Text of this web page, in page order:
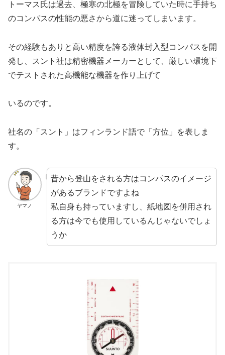
トーマス氏は過去、極寒の北極を冒険していた時に手持ち
のコンパスの性能の悪さから道に迷ってしまいます。
その経験もありと高い精度を誇る液体封入型コンパスを開
発し、スント社は精密機器メーカーとして、厳しい環境下
でテストされた高機能な機器を作り上げて
いるのです。
社名の「スント」はフィンランド語で「方位」を表しま
す。
ヤマノ
昔から登山をされる方はコンパスのイメージ
があるブランドですよね
私自身も持っていますし、紙地図を併用され
る方は今でも使用しているんじゃないでしょ
うか